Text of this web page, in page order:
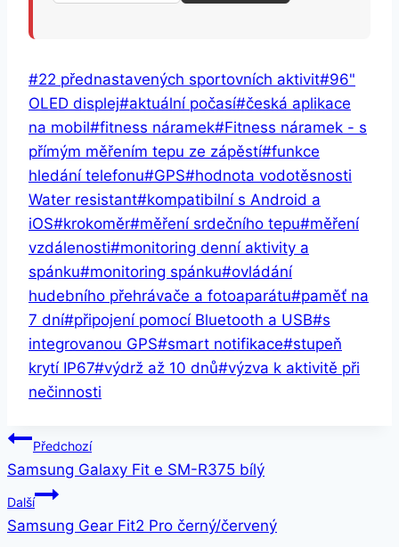
Štítky
příspěvků:
#22 přednastavených sportovních aktivit#96"
OLED displej#aktuální počasí#česká aplikace
na mobil#fitness náramek#Fitness náramek - s
přímým měřením tepu ze zápěstí#funkce
hledání telefonu#GPS#hodnota vodotěsnosti
Water resistant#kompatibilní s Android a
iOS#krokoměr#měření srdečního tepu#měření
vzdálenosti#monitoring denní aktivity a
spánku#monitoring spánku#ovládání
hudebního přehrávače a fotoaparátu#paměť na
7 dní#připojení pomocí Bluetooth a USB#s
integrovanou GPS#smart notifikace#stupeň
krytí IP67#výdrž až 10 dnů#výzva k aktivitě při
nečinnosti
Navigace
pro
příspěvek
Předchozí
Samsung Galaxy Fit e SM-R375 bílý
Další
Samsung Gear Fit2 Pro černý/červený